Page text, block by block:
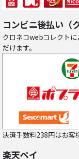
コンビニ後払い（
クロネコwebコレクト
だけます。
決済手数料238円はお客
楽天ペイ